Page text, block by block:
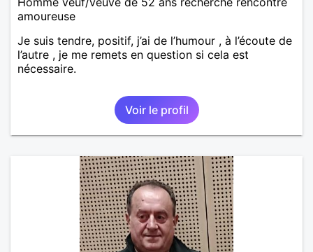
amoureuse
Je suis tendre, positif, j’ai de l’humour , à l’écoute de
l’autre , je me remets en question si cela est
nécessaire.
Voir le profil